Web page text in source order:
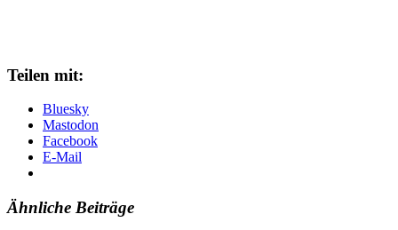
Teilen mit:
Bluesky
Mastodon
Facebook
E-Mail
Ähnliche Beiträge